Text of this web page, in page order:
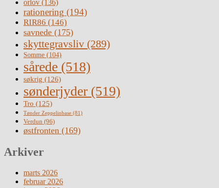
orlov (136)
rationering (194)
RIR86 (146)
savnede (175)
skyttegravsliv (289)
Somme (104)
sårede (518)
søkrig (126)
sønderjyder (519)
Tro (125)
Tønder Zeppelinbase (81)
Verdun (96)
østfronten (169)
Arkiver
marts 2026
februar 2026